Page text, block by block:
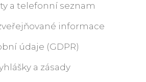
a telefonní seznam
informace
údaje (GDPR)
a zásady